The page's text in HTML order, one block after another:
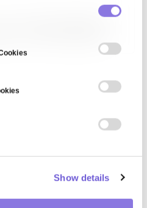
Show details
태를 불변으로 보존하면 이후 동일
태로 롤백할 수 있어, 엔터프라이즈 AI